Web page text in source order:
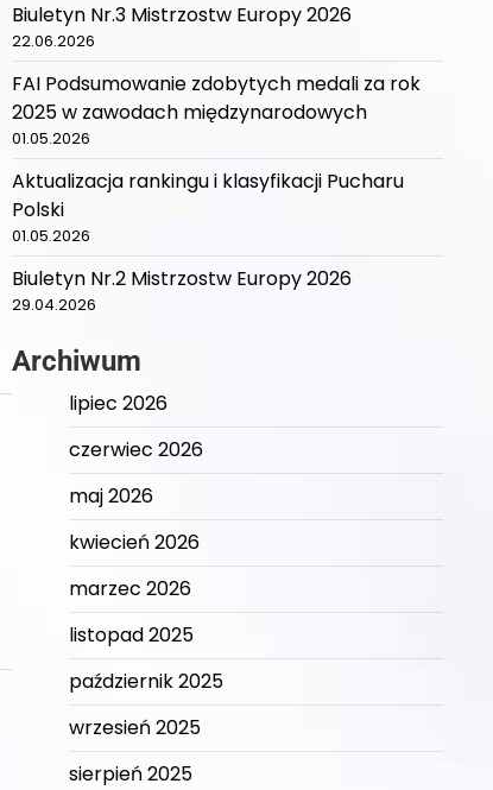
Biuletyn Nr.3 Mistrzostw Europy 2026
22.06.2026
FAI Podsumowanie zdobytych medali za rok
2025 w zawodach międzynarodowych
01.05.2026
Aktualizacja rankingu i klasyfikacji Pucharu
Polski
01.05.2026
Biuletyn Nr.2 Mistrzostw Europy 2026
29.04.2026
Archiwum
lipiec 2026
czerwiec 2026
maj 2026
kwiecień 2026
marzec 2026
listopad 2025
październik 2025
wrzesień 2025
sierpień 2025